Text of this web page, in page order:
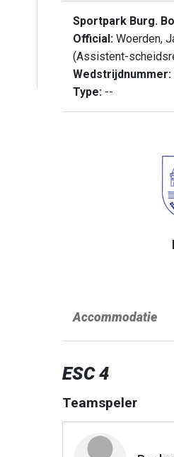
Sportpark Burg.
Official: Woerden,
(Assistent-
Wedstrijdnummer:
Type: --
Accommodatie
ESC 4
Teamspeler